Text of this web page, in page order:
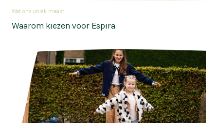
Wat ons uniek maakt
Waarom kiezen voor Espira